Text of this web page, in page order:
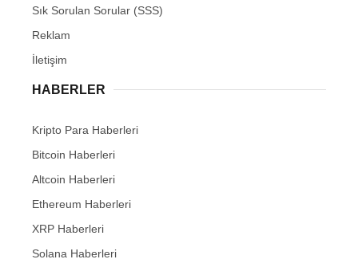
Sık Sorulan Sorular (SSS)
Reklam
İletişim
HABERLER
Kripto Para Haberleri
Bitcoin Haberleri
Altcoin Haberleri
Ethereum Haberleri
XRP Haberleri
Solana Haberleri